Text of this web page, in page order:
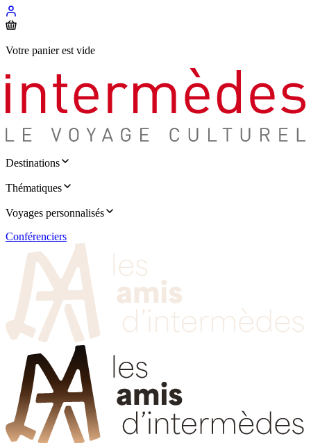
Votre panier est vide
Destinations
Thématiques
Voyages personnalisés
Conférenciers